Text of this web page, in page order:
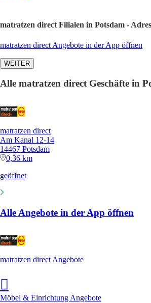
matratzen direct Filialen in Potsdam -
matratzen direct Angebote in der App öffnen
WEITER
Alle matratzen direct Geschäfte in
matratzen direct
Am Kanal 12-14
14467 Potsdam
0,36 km
geöffnet
Alle Angebote in der App öffnen
matratzen direct Angebote
Möbel & Einrichtung Angebote